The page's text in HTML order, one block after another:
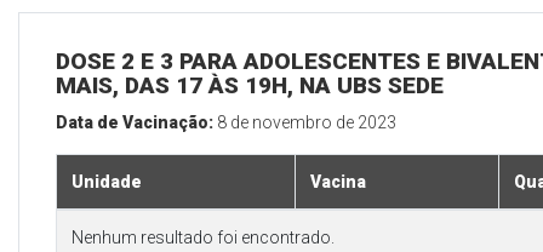
DOSE 2 E 3 PARA ADOLESCENTES E
MAIS, DAS 17 ÀS 19H, NA UBS SEDE
Data de Vacinação: 8 de novembro de 2023
Unidade Vacina
Nenhum resultado foi encontrado.